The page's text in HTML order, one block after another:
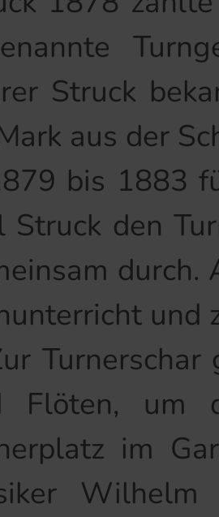
Struck
aus der
bis 1883
Struck den
durch.
und
Turnerschar
Flöten, um
im